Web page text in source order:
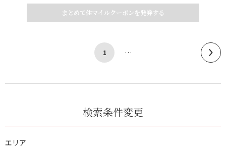
まとめて住マイルクーポンを発券する
1 …
検索条件変更
エリア